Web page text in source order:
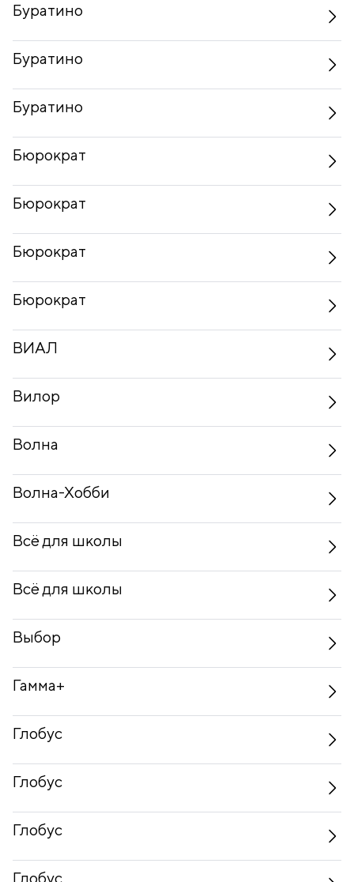
Буратино
Буратино
Буратино
Бюрократ
Бюрократ
Бюрократ
Бюрократ
ВИАЛ
Вилор
Волна
Волна-Хобби
Всё для школы
Всё для школы
Выбор
Гамма+
Глобус
Глобус
Глобус
Глобус